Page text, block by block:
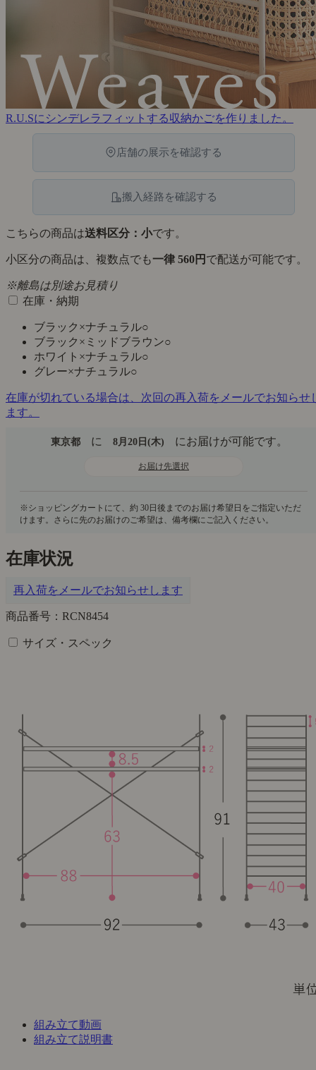
R.U.Sにシンデレラフィットする収納かごを作りました。
店舗の展示を確認する
搬入経路を確認する
こちらの商品は送料区分：小です。
小区分の商品は、複数点でも一律 560円 で配送が可能です。
※離島は別途お見積り
在庫・納期
ブラック×ナチュラル○
ブラック×ミッドブラウン○
ホワイト×ナチュラル○
グレー×ナチュラル○
在庫が切れている場合は、次回の再入荷をメールでお知らせ
ます。
東京都 に 8月20日(木) にお届けが可能です。
お届け先選択
在庫状況
再入荷をメールでお知らせします
商品番号：RCN8454
サイズ・スペック
組み立て動画
組み立て説明書